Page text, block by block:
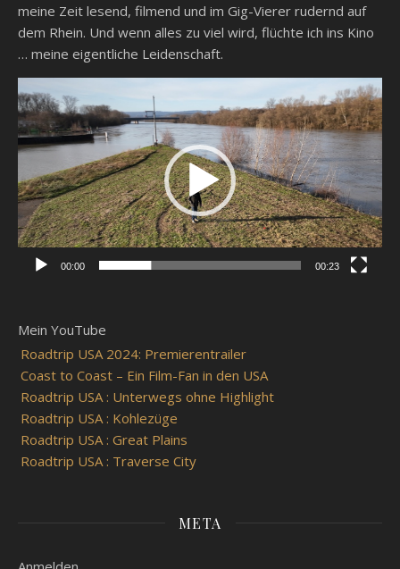
meine Zeit lesend, filmend und im Gig-Vierer rudernd auf
dem Rhein. Und wenn alles zu viel wird, flüchte ich ins Kino
… meine eigentliche Leidenschaft.
Video-
Player
00:00 00:23
Mein YouTube
Roadtrip USA 2024: Premierentrailer
Coast to Coast – Ein Film-Fan in den USA
Roadtrip USA : Unterwegs ohne Highlight
Roadtrip USA : Kohlezüge
Roadtrip USA : Great Plains
Roadtrip USA : Traverse City
META